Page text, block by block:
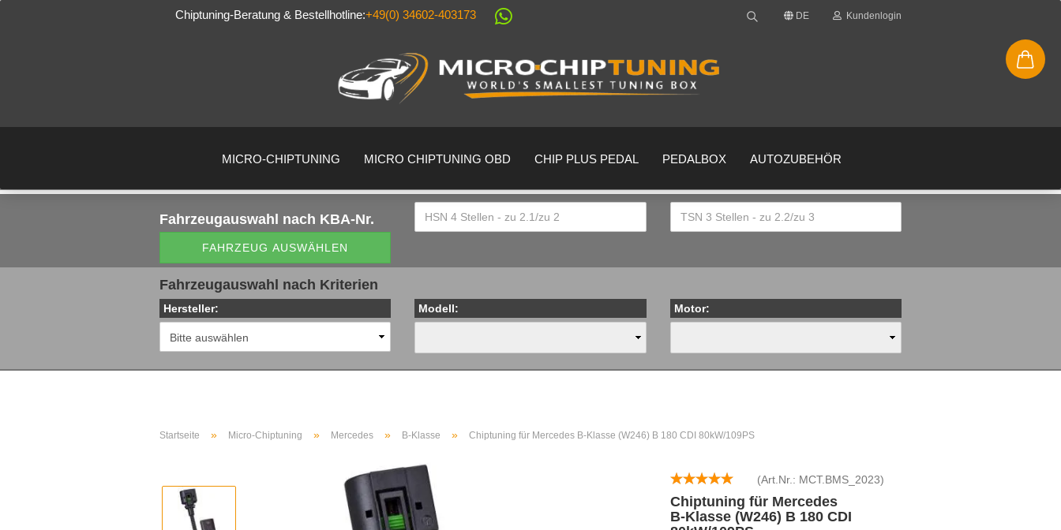
Chiptuning-Beratung & Bestellhotline:+49(0) 34602-403173 DE
Sprache auswählen
Kundenlogin
MICRO-CHIPTUNING MICRO CHIPTUNING OBD CHIP PLUS PEDAL PEDALBOX AUTOZUBEHÖR
Fahrzeugauswahl nach KBA-Nr.
FAHRZEUG AUSWÄHLEN
Fahrzeugauswahl nach Kriterien
Hersteller: Modell: Motor:
Startseite » Micro-Chiptuning » Mercedes » B-Klasse » Chiptuning für Mercedes B-Klasse (W246) B 180 CDI 80kW/109PS
(Art.Nr.: MCT.BMS_2023)
Chiptuning für Mercedes
B-Klasse (W246) B 180 CDI